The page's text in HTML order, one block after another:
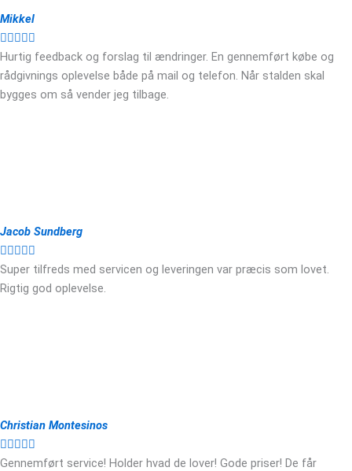
Mikkel

Hurtig feedback og forslag til ændringer. En gennemført købe og
rådgivnings oplevelse både på mail og telefon. Når stalden skal
bygges om så vender jeg tilbage.
Jacob Sundberg

Super tilfreds med servicen og leveringen var præcis som lovet.
Rigtig god oplevelse.
Christian Montesinos

Gennemført service! Holder hvad de lover! Gode priser! De får